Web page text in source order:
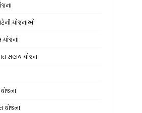
યોજનાઓ
સહાય યોજના
યોજના